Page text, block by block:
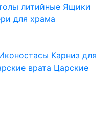
литийные Ящики
для храма
Карниз для
врата Царские